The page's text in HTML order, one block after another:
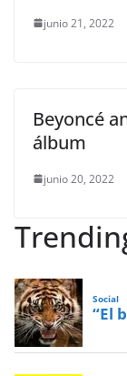
junio 21, 2022
Beyoncé
álbum
junio 20, 2022
Social
“El